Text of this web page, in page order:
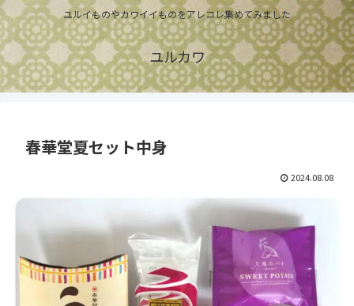
ユルイものやカワイイものをアレコレ集めてみました
ユルカワ
春華堂夏セット中身
2024.08.08